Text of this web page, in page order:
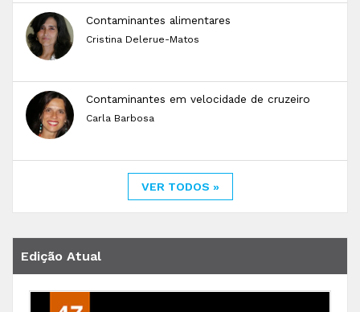
Contaminantes alimentares
Cristina Delerue-Matos
Contaminantes em velocidade de cruzeiro
Carla Barbosa
VER TODOS »
Edição Atual